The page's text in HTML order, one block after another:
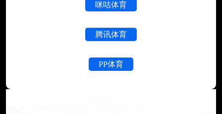
咪咕体育
腾讯体育
PP体育